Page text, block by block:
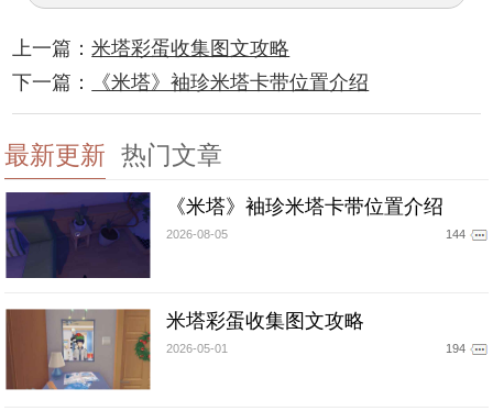
上一篇：米塔彩蛋收集图文攻略
下一篇：
《米塔》袖珍米塔卡带位置介绍
最新更新 热门文章
《米塔》袖珍米塔卡带位置介绍
2026-08-05 144
米塔彩蛋收集图文攻略
2026-05-01 194